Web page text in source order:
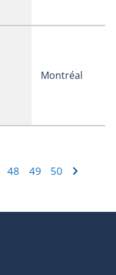
Montréal
48 49 50